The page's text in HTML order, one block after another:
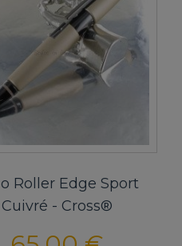
Roller Edge Sport
Cuivré - Cross®